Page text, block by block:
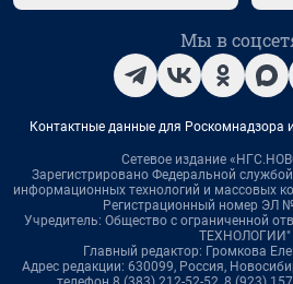
Мы в
Контактные данные для Роскомнадзора
Сетевое издание
Зарегистрировано Федеральной
информационных технологий и массовых
Регистрационный номер ЭЛ
Учредитель: Общество с ограниченной
ТЕХНОЛОГИИ"
Главный редактор: Громкова
Адрес редакции: 630099, Россия,